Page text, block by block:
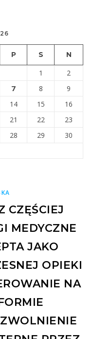
P S N
1
2
7 8
9
14 15
16
21 22
23
28 29
30
CZĘŚCIEJ
MEDYCZNE
JAKO
OPIEKI
NA